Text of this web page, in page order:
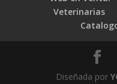
Veterinarias
Diseñada por